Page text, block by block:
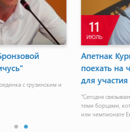
с
17
АПР
Виген Эскиджян: На
каждая секунда для
баскетболистов будет
В диаспоре мы наблюдаем за всеми
событиями в Армении. Для меня
спорт на родине развивается